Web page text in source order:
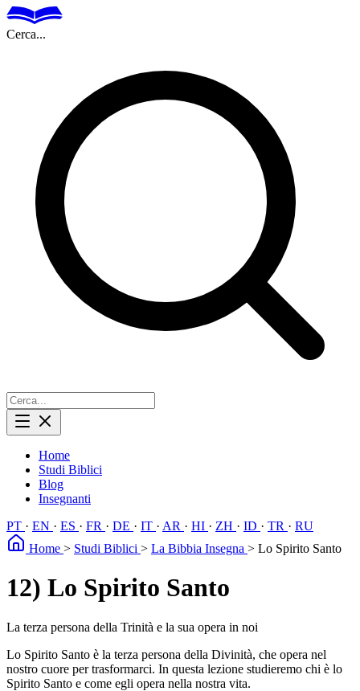
Cerca...
Home
Studi Biblici
Blog
Insegnanti
PT · EN · ES · FR · DE · IT · AR · HI · ZH · ID · TR · RU
Home > Studi Biblici > La Bibbia Insegna > Lo Spirito Santo
12) Lo Spirito Santo
La terza persona della Trinità e la sua opera in noi
Lo Spirito Santo è la terza persona della Divinità, che opera nel
nostro cuore per trasformarci. In questa lezione studieremo chi è lo
Spirito Santo e come egli opera nella nostra vita.